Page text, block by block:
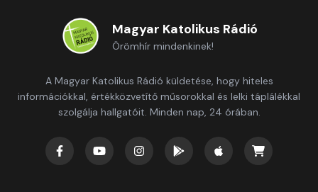
Magyar Katolikus Rádió
Örömhír mindenkinek!
A Magyar Katolikus Rádió küldetése, hogy hiteles
információkkal, értékközvetítő műsorokkal és lelki táplálékkal
szolgálja hallgatóit. Minden nap, 24 órában.